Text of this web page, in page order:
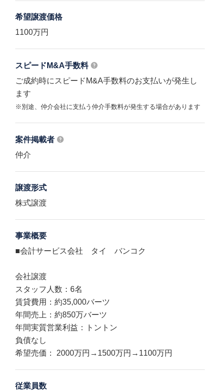
希望譲渡価格
1100万円
スピードM&A手数料
ご成約時にスピードM&A手数料のお支払いが発生し
ます
※別途、仲介会社に支払う仲介手数料が発生する場合があります
案件掲載者
仲介
譲渡形式
株式譲渡
事業概要
■会計サービス会社 タイ バンコク
会社譲渡
スタッフ人数：6名
賃貸費用：約35,000バーツ
年間売上：約850万バーツ
年間実質営業利益：トントン
負債なし
希望売価： 2000万円→1500万円→1100万円
従業員数